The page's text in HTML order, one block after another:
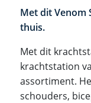
Met dit Venom
thuis.
Met dit
krachtstation
assortiment.
schouders,